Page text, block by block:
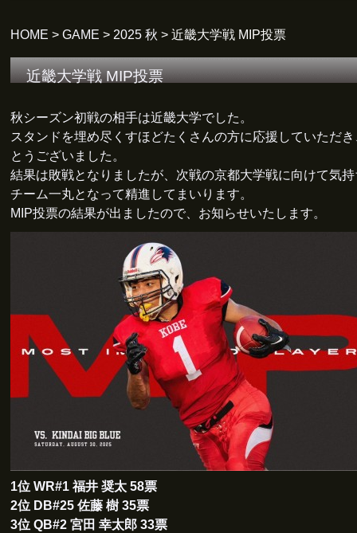
HOME > GAME > 2025 秋 > 近畿大学戦 MIP投票
近畿大学戦 MIP投票
秋シーズン初戦の相手は近畿大学でした。
スタンドを埋め尽くすほどたくさんの方に応援していただ
とうございました。
結果は敗戦となりましたが、次戦の京都大学戦に向けて気
チーム一丸となって精進してまいります。
MIP投票の結果が出ましたので、お知らせいたします。
1位 WR#1 福井 奨太 58票
2位 DB#25 佐藤 樹 35票
3位 QB#2 宮田 幸太郎 33票